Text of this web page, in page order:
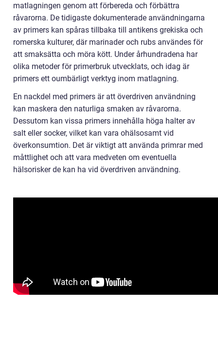
matlagningen genom att förbereda och förbättra
råvarorna. De tidigaste dokumenterade användningarna
av primers kan spåras tillbaka till antikens grekiska och
romerska kulturer, där marinader och rubs användes för
att smaksätta och möra kött. Under århundradena har
olika metoder för primerbruk utvecklats, och idag är
primers ett oumbärligt verktyg inom matlagning.
En nackdel med primers är att överdriven användning
kan maskera den naturliga smaken av råvarorna.
Dessutom kan vissa primers innehålla höga halter av
salt eller socker, vilket kan vara ohälsosamt vid
överkonsumtion. Det är viktigt att använda primrar med
måttlighet och att vara medveten om eventuella
hälsorisker de kan ha vid överdriven användning.